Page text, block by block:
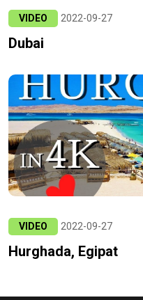
VIDEO 2022-09-27
Dubai
VIDEO 2022-09-27
Hurghada, Egipat